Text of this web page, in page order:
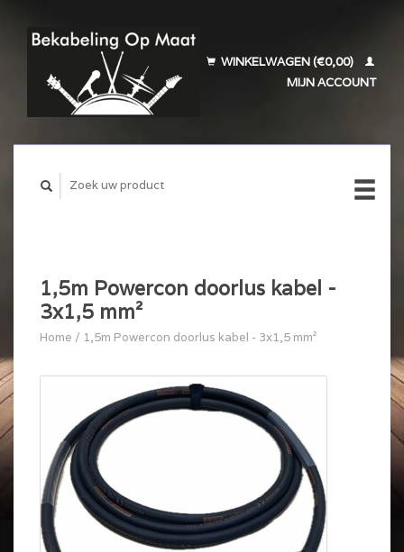
WINKELWAGEN (€0,00)
MIJN ACCOUNT
1,5m Powercon doorlus kabel -
3x1,5 mm²
Home / 1,5m Powercon doorlus kabel - 3x1,5 mm²